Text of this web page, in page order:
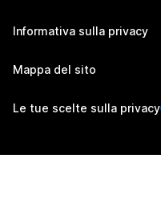
Informativa sulla privacy
Mappa del sito
Le tue scelte sulla privacy